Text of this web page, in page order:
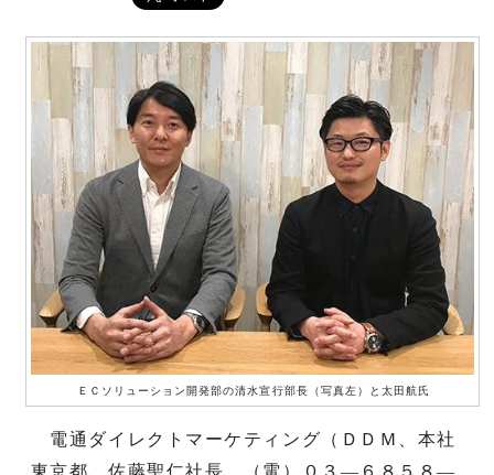
ＥＣソリューション開発部の清水宣行部長（写真左）と太田航氏
電通ダイレクトマーケティング（ＤＤＭ、本社
東京都、佐藤聖仁社長、（電）０３―６８５８―